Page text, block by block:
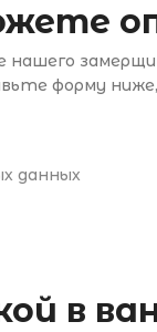
нашего
форму ниже,
данных
в